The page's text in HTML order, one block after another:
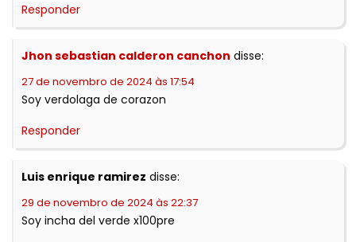
Responder
Jhon sebastian calderon canchon disse:
27 de novembro de 2024 às 17:54
Soy verdolaga de corazon
Responder
Luis enrique ramirez disse:
29 de novembro de 2024 às 22:37
Soy incha del verde x100pre